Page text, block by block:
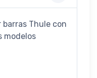
Thule con
modelos